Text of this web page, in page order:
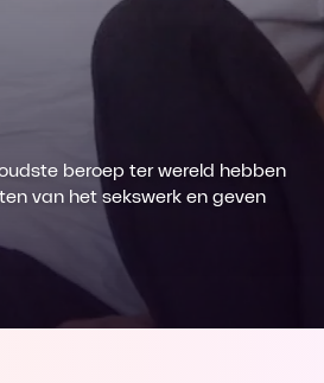
beroep ter wereld hebben
van het sekswerk en geven